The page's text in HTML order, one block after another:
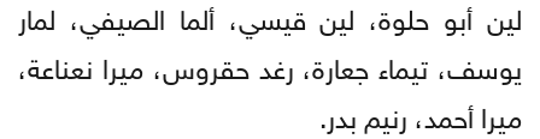
لين أبو حلوة، لين قيسي، ألما الصيفي، لمار
يوسف، تيماء جعارة، رغد حقروس، ميرا نعناعة،
ميرا أحمد، رنيم بدر.